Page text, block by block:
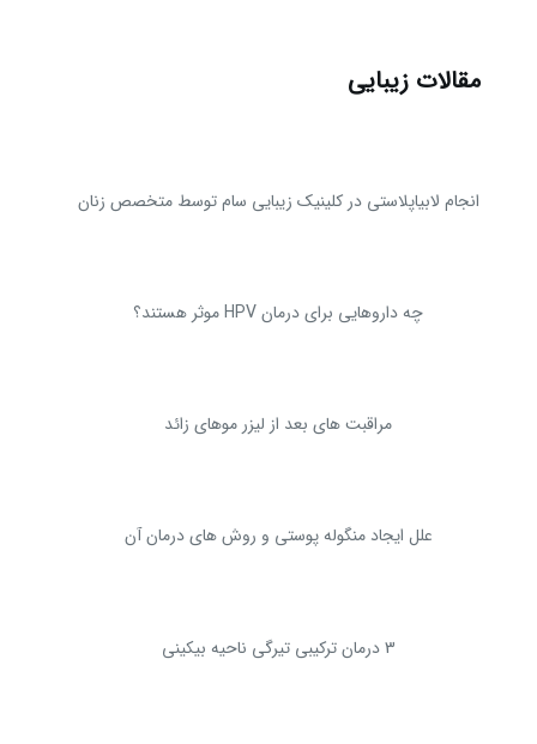
مقالات زیبایی
انجام لابیاپلاستی در کلینیک زیبایی سام توسط متخصص زنان
چه داروهایی برای درمان HPV موثر هستند؟
مراقبت های بعد از لیزر موهای زائد
علل ایجاد منگوله پوستی و روش های درمان آن
3 درمان ترکیبی تیرگی ناحیه بیکینی